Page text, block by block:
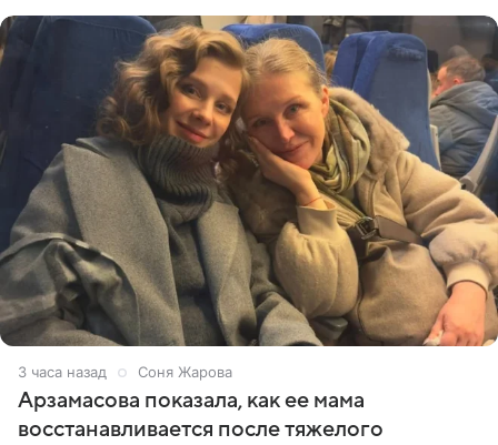
3 часа назад Соня Жарова
Арзамасова показала, как ее мама
восстанавливается после тяжелого